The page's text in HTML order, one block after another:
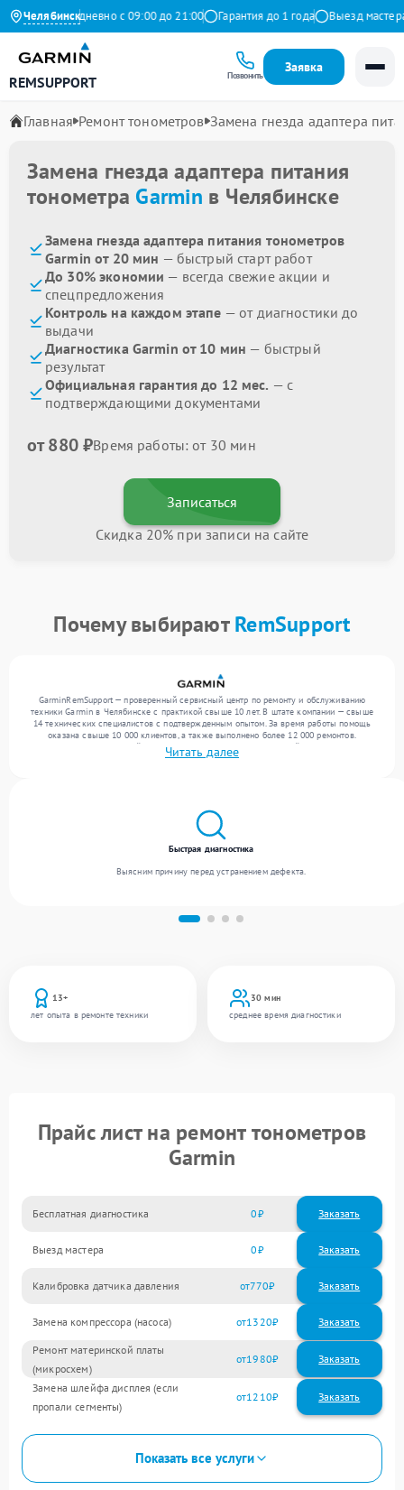
Челябинск
Ежедневно с 09:00 до 21:00 Гарантия до 1 года Выезд мастера
REMSUPPORT Позвонить
Заявка
Главная Ремонт тонометров Замена гнезда адаптера
Замена гнезда адаптера питания
тонометра Garmin в Челябинске
Замена гнезда адаптера питания тонометров
Garmin от 20 мин — быстрый старт работ
До 30% экономии — всегда свежие акции и
спецпредложения
Контроль на каждом этапе — от диагностики до
выдачи
Диагностика Garmin от 10 мин — быстрый
результат
Официальная гарантия до 12 мес. — с
подтверждающими документами
от 880 ₽Время работы: от 30 мин
Записаться
Скидка 20% при записи на сайте
Почему выбираютRemSupport
GarminRemSupport — проверенный сервисный центр по ремонту и обслуживанию
техники Garmin в Челябинске с практикой свыше 10 лет. В штате компании — свыше
14 технических специалистов с подтвержденным опытом. За время работы помощь
оказана свыше 10 000 клиентов, а также выполнено более 12 000 ремонтов.
Ежемесячно в сервисный центр поступает более 300 обращений, включая , , . Мы
выполняем ремонт различного уровня сложности и предлагаем стабильный уровень
Читать далее
13+
лет опыта в ремонте техники
30 мин
среднее время диагностики
Быстрая диагностика
Выясним причину перед устранением дефекта.
Прайс лист на ремонт тонометров
Garmin
Бесплатная диагностика 0 Заказать
Выезд мастера 0 Заказать
Калибровка датчика давления 770
Замена компрессора (насоса) 1320
Ремонт материнской платы
(микросхем)
1980
Замена шлейфа дисплея (если
пропали сегменты)
1210
Показать все услуги